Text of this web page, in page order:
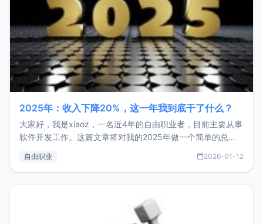
2025年：收入下降20%，这一年我到底干了什么？
大家好，我是xiaoz，一名近4年的自由职业者，目前主要从事
软件开发工作。这篇文章将对我的2025年做一个简单的总
收入下降20%，但却过得很充实，2026年不求突破，但求保
自由职业 2026-01-12